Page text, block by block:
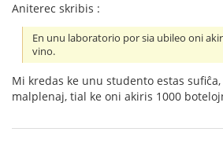
Aniterec skribis :
En unu laboratorio por sia ubileo oni
vino.
Mi kredas ke unu studento estas
malplenaj, tial ke oni akiris 1000